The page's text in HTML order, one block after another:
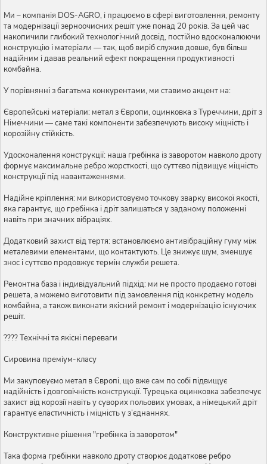
Ми – компанія DOS-AGRO, і працюємо в сфері виготовлення, ремонту
та модернізації зерноочисних решіт уже понад 20 років. За цей час
накопичили глибокий технологічний досвід, постійно вдосконалюючи
конструкцію і матеріали — так, щоб виріб служив довше, був більш
надійним і давав реальний ефект покращення продуктивності
комбайна.
У порівнянні з багатьма конкурентами, ми ставимо акцент на:
Європейські матеріали: метал з Європи, оцинковка з Туреччини, дріт з
Німеччини — саме такі компоненти забезпечують високу міцність і
корозійну стійкість.
Удосконалення конструкції: наша гребінка із заворотом навколо дроту
формує максимальне ребро жорсткості, що суттєво підвищує міцність
конструкції під навантаженнями.
Надійне кріплення: ми використовуємо точкову зварку високої якості,
яка гарантує, що гребінка і дріт залишаться у заданому положенні
навіть при значних вібраціях.
Додатковий захист від тертя: встановлюємо антивібраційну гуму між
металевими елементами, що контактують. Це знижує шум, зменшує
знос і суттєво продовжує термін служби решета.
Ремонтна база і індивідуальний підхід: ми не просто продаємо готові
решета, а можемо виготовити під замовлення під конкретну модель
комбайна, а також виконати якісний ремонт і модернізацію існуючих
решіт.
???? Технічні та якісні переваги
Сировина преміум-класу
Ми закуповуємо метал в Європі, що вже сам по собі підвищує
надійність і довговічність конструкції. Турецька оцинковка забезпечує
захист від корозії навіть у суворих польових умовах, а німецький дріт
гарантує еластичність і міцність у з’єднаннях.
Конструктивне рішення "гребінка із заворотом"
Така форма гребінки навколо дроту створює додаткове ребро